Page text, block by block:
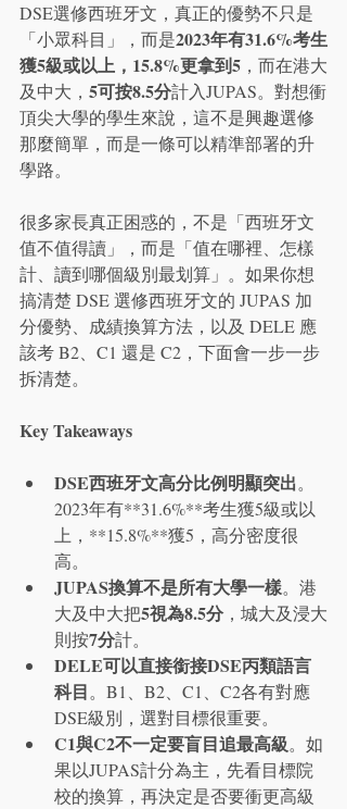
DSE選修西班牙文，真正的優勢不只是
「小眾科目」，而是2023年有31.6%考生
獲5級或以上，15.8%更拿到5 ，而在港大
及中大， 5可按8.5分計入JUPAS。對想衝
頂尖大學的學生來說，這不是興趣選修
那麼簡單，而是一條可以精準部署的升
學路。
很多家長真正困惑的，不是「西班牙文
值不值得讀」，而是「值在哪裡、怎樣
計、讀到哪個級別最划算」。如果你想
搞清楚 DSE 選修西班牙文的 JUPAS 加
分優勢、成績換算方法，以及 DELE 應
該考 B2、C1 還是 C2，下面會一步一步
拆清楚。
Key Takeaways
DSE西班牙文高分比例明顯突出。
2023年有**31.6%**考生獲5級或以
上，**15.8%**獲5，高分密度很
高。
JUPAS換算不是所有大學一樣。港
大及中大把5視為8.5分，城大及浸大
則按7分計。
DELE可以直接銜接DSE丙類語言
科目。B1、B2、C1、C2各有對應
DSE級別，選對目標很重要。
C1與C2不一定要盲目追最高級。如
果以JUPAS計分為主，先看目標院
校的換算，再決定是否要衝更高級